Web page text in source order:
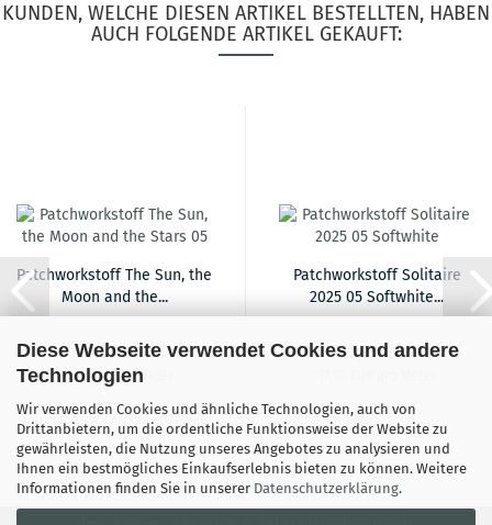
Diese Webseite verwendet Cookies und andere
Technologien
Wir verwenden Cookies und ähnliche Technologien, auch von
Drittanbietern, um die ordentliche Funktionsweise der Website zu
gewährleisten, die Nutzung unseres Angebotes zu analysieren und
Ihnen ein bestmögliches Einkaufserlebnis bieten zu können. Weitere
Informationen finden Sie in unserer Datenschutzerklärung.
KUNDEN, WELCHE DIESEN ARTIKEL BESTELLTEN, HABEN
AUCH FOLGENDE ARTIKEL GEKAUFT:
Patchworkstoff The Sun, the
Moon and the...
19,90 EUR
19,90 EUR pro Meter
Patchworkstoff Solitaire
2025 05 Softwhite...
17,90 EUR